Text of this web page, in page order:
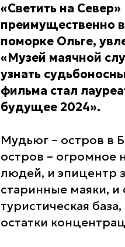
«Светить на
преимущественно
поморке Ольге,
«Музей маячной
узнать
фильма стал
будущее 2024».
Мудьюг – остров в
остров – огромное
людей, и эпицентр
старинные маяки,
туристическая
остатки